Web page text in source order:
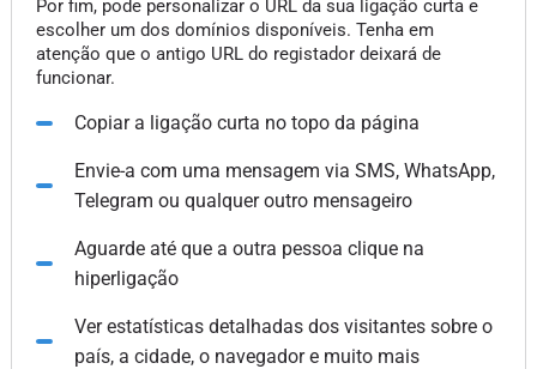
Por fim, pode personalizar o URL da sua ligação curta e
escolher um dos domínios disponíveis. Tenha em
atenção que o antigo URL do registador deixará de
funcionar.
Copiar a ligação curta no topo da página
Envie-a com uma mensagem via SMS, WhatsApp,
Telegram ou qualquer outro mensageiro
Aguarde até que a outra pessoa clique na
hiperligação
Ver estatísticas detalhadas dos visitantes sobre o
país, a cidade, o navegador e muito mais